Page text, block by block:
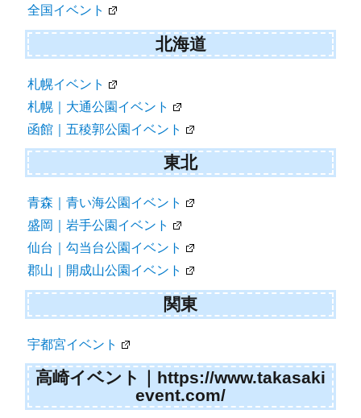
全国イベント
北海道
札幌イベント
札幌｜大通公園イベント
函館｜五稜郭公園イベント
東北
青森｜青い海公園イベント
盛岡｜岩手公園イベント
仙台｜勾当台公園イベント
郡山｜開成山公園イベント
関東
宇都宮イベント
高崎イベント｜https://www.takasaki
event.com/